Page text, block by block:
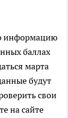
информацию
баллах
марта
будут
свои
на сайте